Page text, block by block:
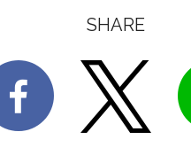
SHARE